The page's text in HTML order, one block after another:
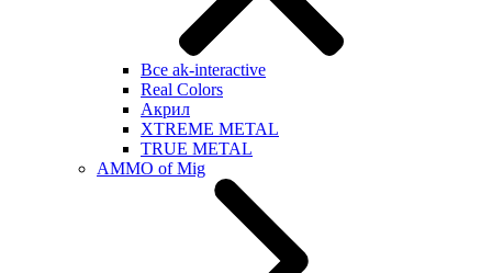
Все ak-interactive
Real Colors
Акрил
XTREME METAL
TRUE METAL
AMMO of Mig